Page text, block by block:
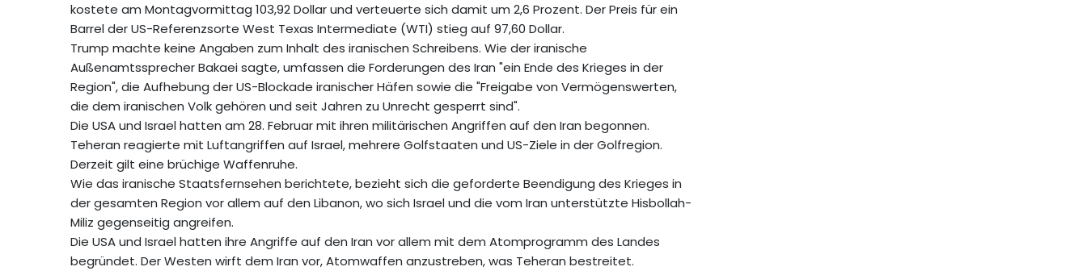
kostete am Montagvormittag 103,92 Dollar und verteuerte sich damit um 2,6 Prozent. Der Preis für ein
Barrel der US-Referenzsorte West Texas Intermediate (WTI) stieg auf 97,60 Dollar.
Trump machte keine Angaben zum Inhalt des iranischen Schreibens. Wie der iranische
Außenamtssprecher Bakaei sagte, umfassen die Forderungen des Iran "ein Ende des Krieges in der
Region", die Aufhebung der US-Blockade iranischer Häfen sowie die "Freigabe von Vermögenswerten,
die dem iranischen Volk gehören und seit Jahren zu Unrecht gesperrt sind".
Die USA und Israel hatten am 28. Februar mit ihren militärischen Angriffen auf den Iran begonnen.
Teheran reagierte mit Luftangriffen auf Israel, mehrere Golfstaaten und US-Ziele in der Golfregion.
Derzeit gilt eine brüchige Waffenruhe.
Wie das iranische Staatsfernsehen berichtete, bezieht sich die geforderte Beendigung des Krieges in
der gesamten Region vor allem auf den Libanon, wo sich Israel und die vom Iran unterstützte Hisbollah-
Miliz gegenseitig angreifen.
Die USA und Israel hatten ihre Angriffe auf den Iran vor allem mit dem Atomprogramm des Landes
begründet. Der Westen wirft dem Iran vor, Atomwaffen anzustreben, was Teheran bestreitet.